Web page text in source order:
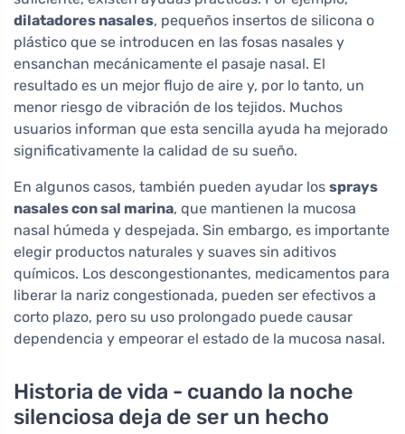
dilatadores nasales, pequeños insertos de silicona o
plástico que se introducen en las fosas nasales y
ensanchan mecánicamente el pasaje nasal. El
resultado es un mejor flujo de aire y, por lo tanto, un
menor riesgo de vibración de los tejidos. Muchos
usuarios informan que esta sencilla ayuda ha mejorado
significativamente la calidad de su sueño.
En algunos casos, también pueden ayudar los sprays
nasales con sal marina, que mantienen la mucosa
nasal húmeda y despejada. Sin embargo, es importante
elegir productos naturales y suaves sin aditivos
químicos. Los descongestionantes, medicamentos para
liberar la nariz congestionada, pueden ser efectivos a
corto plazo, pero su uso prolongado puede causar
dependencia y empeorar el estado de la mucosa nasal.
Historia de vida - cuando la noche
silenciosa deja de ser un hecho